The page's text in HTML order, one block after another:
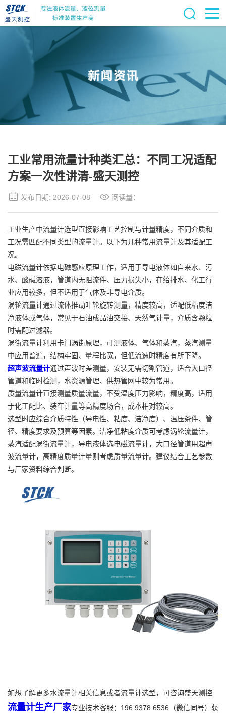
工业常用流量计种类汇总：不同工况适配
方案一次性讲清-盛天测控
发布日期: 2026-07-08 阅读量：
工业生产中流量计选型直接影响工艺控制与计量精度，不同介质和
工况需匹配不同类型的流量计。以下为几种常用流量计及其适配工
况。
电磁流量计依据电磁感应原理工作，适用于导电液体如自来水、污
水、酸碱溶液，管道内无阻流件、压力损失小，在给排水、化工行
业应用较多，但不适用于气体及非导电介质。
涡轮流量计通过流体推动叶轮旋转测量，精度较高，适配低粘度洁
净液体或气体，常见于石油成品油交接、天然气计量，介质含颗粒
时需配过滤器。
涡街流量计利用卡门涡街原理，可测液体、气体和蒸汽，蒸汽测量
中应用普遍，结构牢固、量程比宽，但低流速时精度有所下降。
超声波流量计通过声波时差测量，安装无需切割管道，适合大口径
管道和临时检测，水资源管理、供热管网中较为常用。
质量流量计直接测量质量流量，不受温度压力影响，精度高，适用
于化工配比、装车计量等高精度场合，成本相对较高。
选型时应综合介质特性（导电性、粘度、洁净度）、温压条件、管
径、精度要求及预算等因素。洁净低粘度介质可考虑涡轮流量计，
蒸汽适配涡街流量计，导电液体选电磁流量计，大口径管道用超声
波流量计，高精度质量计量则考虑质量流量计。建议结合工艺参数
与厂家资料综合判断。
如想了解更多水流量计相关信息或者流量计选型，可咨询盛天测控
流量计生产厂家专业技术客服：196 9378 6536（微信同号）获